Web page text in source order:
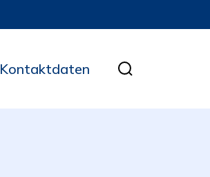
Kontaktdaten